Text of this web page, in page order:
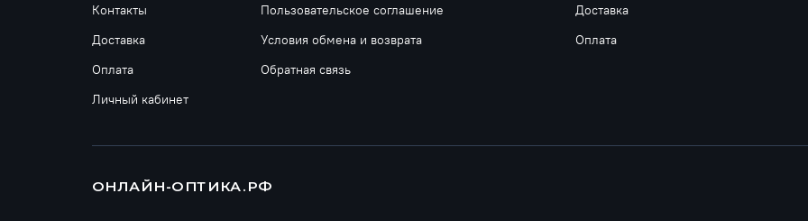
Контакты
Доставка
Оплата
Личный кабинет
Пользовательское соглашение
Условия обмена и возврата
Обратная связь
Доставка
Оплата
ОНЛАЙН-ОПТИКА.РФ